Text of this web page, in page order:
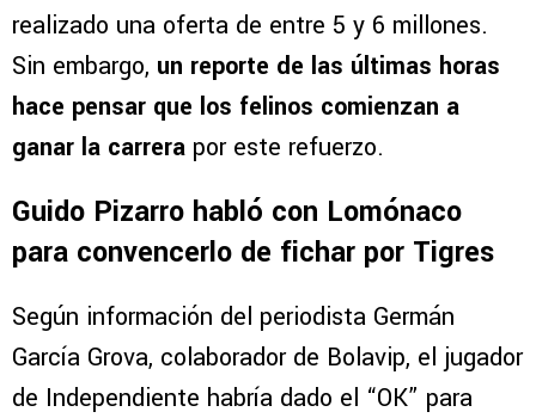
realizado una oferta de entre 5 y 6 millones.
Sin embargo, un reporte de las últimas horas
hace pensar que los felinos comienzan a
ganar la carrera por este refuerzo.
Guido Pizarro habló con Lomónaco
para convencerlo de fichar por Tigres
Según información del periodista Germán
García Grova, colaborador de Bolavip, el jugador
de Independiente habría dado el “OK” para